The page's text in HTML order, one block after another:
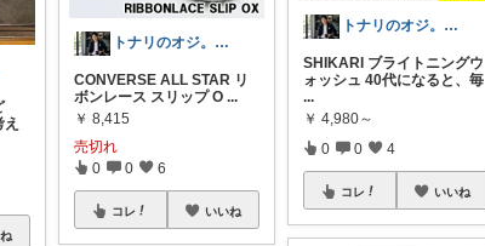
トナリのオジ。 40代からのイケオジ計画
CONVERSE ALL STAR リ
ボンレース スリップ O ...
￥ 8,415
売切れ
0 0 6
コレ いいね
トナリのオジ。 40代からのイケオジ計画
SHIKARI ブライトニングウ
ォッシュ 40代になると、毎
...
￥ 4,980～
0 0 4
コレ いいね